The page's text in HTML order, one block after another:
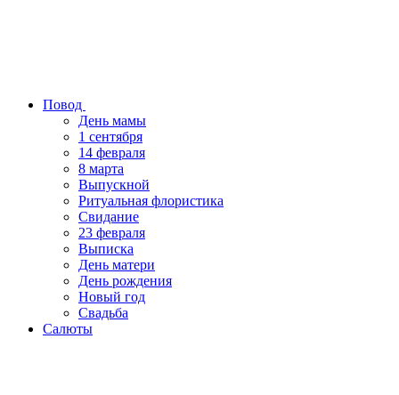
Повод
День мамы
1 сентября
14 февраля
8 марта
Выпускной
Ритуальная флористика
Свидание
23 февраля
Выписка
День матери
День рождения
Новый год
Свадьба
Салюты